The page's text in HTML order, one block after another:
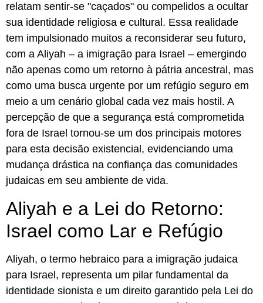
relatam sentir-se "caçados" ou compelidos a ocultar
sua identidade religiosa e cultural. Essa realidade
tem impulsionado muitos a reconsiderar seu futuro,
com a Aliyah – a imigração para Israel – emergindo
não apenas como um retorno à pátria ancestral, mas
como uma busca urgente por um refúgio seguro em
meio a um cenário global cada vez mais hostil. A
percepção de que a segurança está comprometida
fora de Israel tornou-se um dos principais motores
para esta decisão existencial, evidenciando uma
mudança drástica na confiança das comunidades
judaicas em seu ambiente de vida.
Aliyah e a Lei do Retorno:
Israel como Lar e Refúgio
Aliyah, o termo hebraico para a imigração judaica
para Israel, representa um pilar fundamental da
identidade sionista e um direito garantido pela Lei do